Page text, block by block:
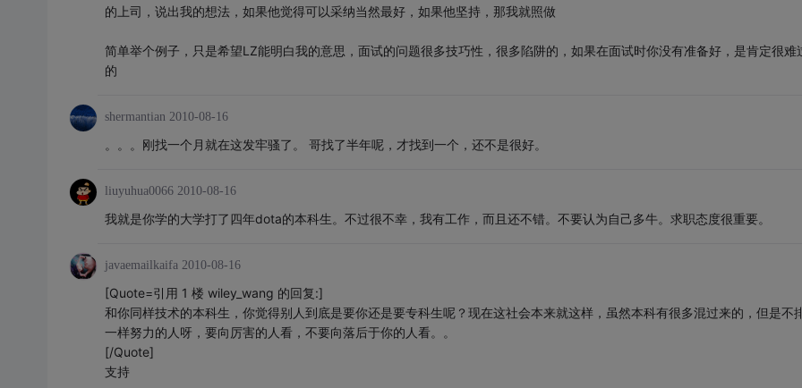
的上司，说出我的想法，如果他觉得可以采纳当然最好，如果他坚持，那我就照做
简单举个例子，只是希望LZ能明白我的意思，面试的问题很多技巧性，很多陷阱的，如果在面试时你没有准备好，是肯定很难
的
shermantian 2010-08-16
。。。刚找一个月就在这发牢骚了。 哥找了半年呢，才找到一个，还不是很好。
liuyuhua0066 2010-08-16
我就是你学的大学打了四年dota的本科生。不过很不幸，我有工作，而且还不错。不要认为自己多牛。求职态度很重要。
javaemailkaifa 2010-08-16
[Quote=引用 1 楼 wiley_wang 的回复:]
和你同样技术的本科生，你觉得别人到底是要你还是要专科生呢？现在这社会本来就这样，虽然本科有很多混过来的，但是不
一样努力的人呀，要向厉害的人看，不要向落后于你的人看。。
[/Quote]
支持